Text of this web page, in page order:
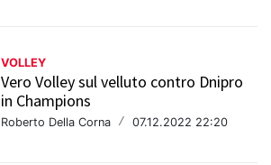
VOLLEY
Vero Volley sul velluto contro Dnipro
in Champions
Roberto Della Corna / 07.12.2022 22:20